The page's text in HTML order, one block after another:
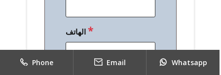
الهاتف*
Phone Email Whatsapp